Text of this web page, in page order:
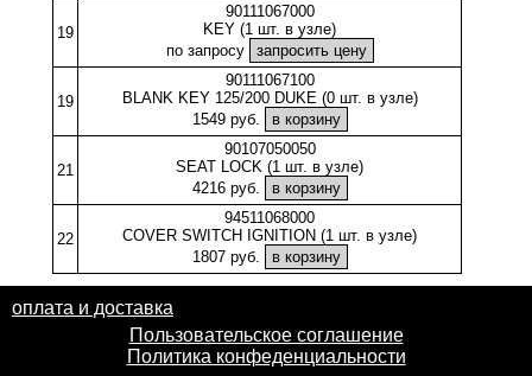
19
90111067000
KEY (1 шт. в узле)
по запросу
19
90111067100
BLANK KEY 125/200 DUKE (0 шт. в узле)
1549 руб.
21
90107050050
SEAT LOCK (1 шт. в узле)
4216 руб.
22
94511068000
COVER SWITCH IGNITION (1 шт. в узле)
1807 руб.
оплата и доставка
Пользовательское соглашение
Политика конфеденциальности